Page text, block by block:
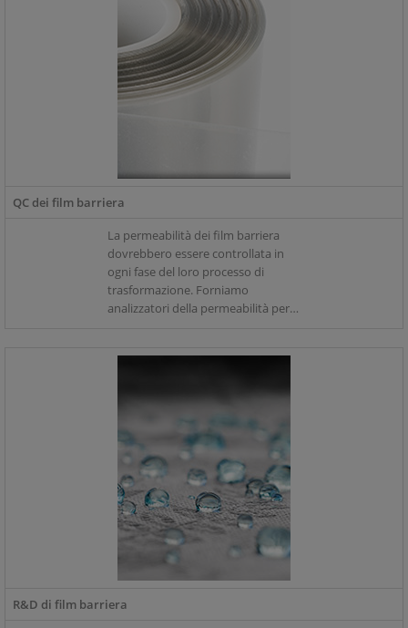
QC dei film barriera
La permeabilità dei film barriera
dovrebbero essere controllata in
ogni fase del loro processo di
trasformazione. Forniamo
analizzatori della permeabilità per il
R&D di film barriera